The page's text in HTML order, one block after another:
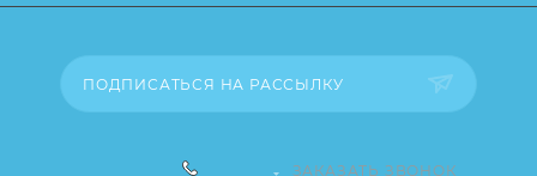
ПОДПИСАТЬСЯ НА РАССЫЛКУ
ЗАКАЗАТЬ ЗВОНОК